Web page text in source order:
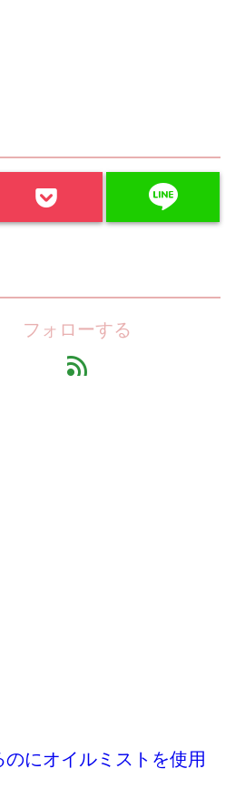
line
フォローする
feed
のにオイルミストを使用